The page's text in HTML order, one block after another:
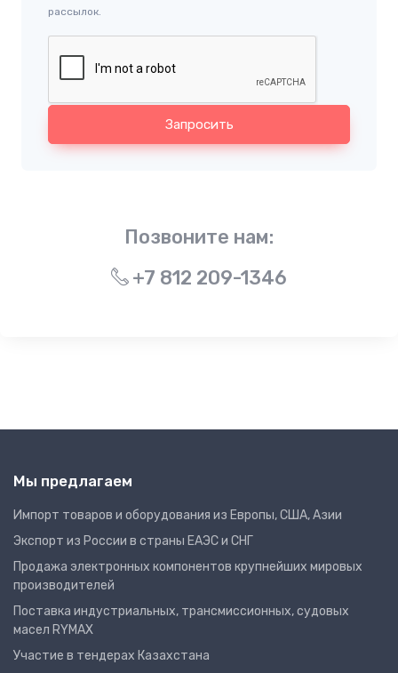
рассылок.
Запросить
Позвоните нам:
+7 812 209-1346
Мы предлагаем
Импорт товаров и оборудования из Европы, США, Азии
Экспорт из России в страны ЕАЭС и СНГ
Продажа электронных компонентов крупнейших мировых
производителей
Поставка индустриальных, трансмиссионных, судовых
масел RYMAX
Участие в тендерах Казахстана